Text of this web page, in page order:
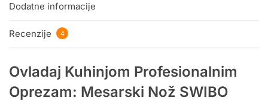
Dodatne informacije
Recenzije 4
Ovladaj Kuhinjom Profesionalnim
Oprezam: Mesarski Nož SWIBO